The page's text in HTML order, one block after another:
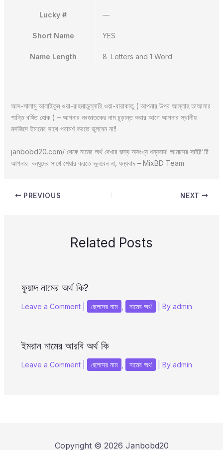
Lucky # —
Short Name YES
Name Length 8 Letters and 1 Word
আস-সালামু আলাইকুম ওয়া-রাহমাতুল্লাহি ওয়া-বারাকাতু ( আপনার উপর আল্লাহ তাআলার
শান্তি বর্ষিত হোক ) – আপনার নবজাতকের নাম চূড়ান্ত করার আগে আপনার স্থানীয়
মসজিদে ইমামের সাথে পরামর্শ করতে ভুলবেন না!!
janbobd20.com/ থেকে নামের অর্থ দেখার জন্য অসংখ্য ধন্যবাদ! আমাদের সাইট'টি
আপনার বন্ধুদের সাথে শেয়ার করতে ভুলবেন না, ধন্যবাদ – MixBD Team
PREVIOUS NEXT
Related Posts
ফুয়াদ নামের অর্থ কি?
Leave a Comment ছেলদের নাম নামের অর্থ | By admin
ইমরান নামের আরবি অর্থ কি
Leave a Comment ছেলদের নাম নামের অর্থ | By admin
Copyright © 2026 Janbobd20